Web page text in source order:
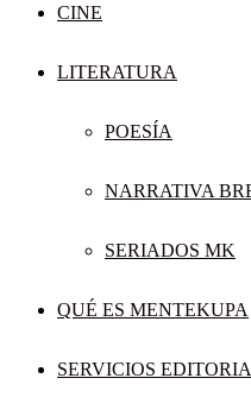
CINE
LITERATURA
POESÍA
NARRATIVA
SERIADOS MK
QUÉ ES MENTEKUPA
SERVICIOS